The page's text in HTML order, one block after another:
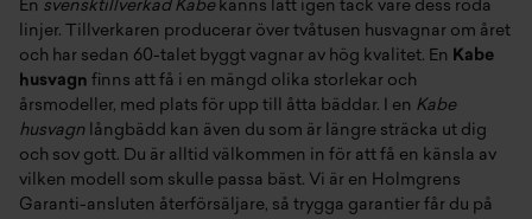
En svensktillverkad Kabekänns lätt igen tack vare dess röda
linjer. Tillverkaren producerar över tvåtusen husvagnar om året
och har sedan 60-talet byggt vagnar av hög kvalitet. En Kabe
husvagn finns att få i en mängd olika storlekar och
årsmodeller, med plats för upp till åtta bäddar. I en Kabe
husvagn långbädd kan även du som är längre sträcka ut dig
och sov gott. Du är alltid välkommen in för att få en känsla av
vilken modell som skulle passa bäst. Vi är en Holmgrens
Garanti-ansluten återförsäljare, så trygga garantier får du på